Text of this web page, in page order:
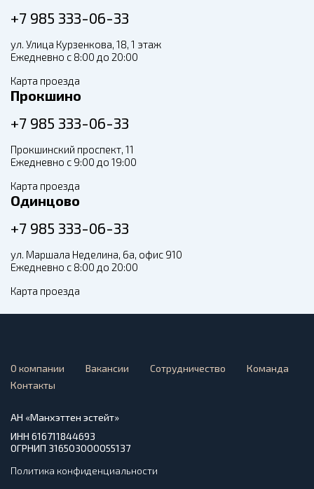
+7 985 333-06-33
ул. Улица Курзенкова, 18, 1 этаж
Ежедневно с 8:00 до 20:00
Карта проезда
Прокшино
+7 985 333-06-33
Прокшинский проспект, 11
Ежедневно с 9:00 до 19:00
Карта проезда
Одинцово
+7 985 333-06-33
ул. Маршала Неделина, 6а, офис 910
Ежедневно с 8:00 до 20:00
Карта проезда
О компании Вакансии Сотрудничество
Команда
Контакты
АН «Манхэттен эстейт»
ИНН 616711844693
ОГРНИП 316503000055137
Политика конфиденциальности